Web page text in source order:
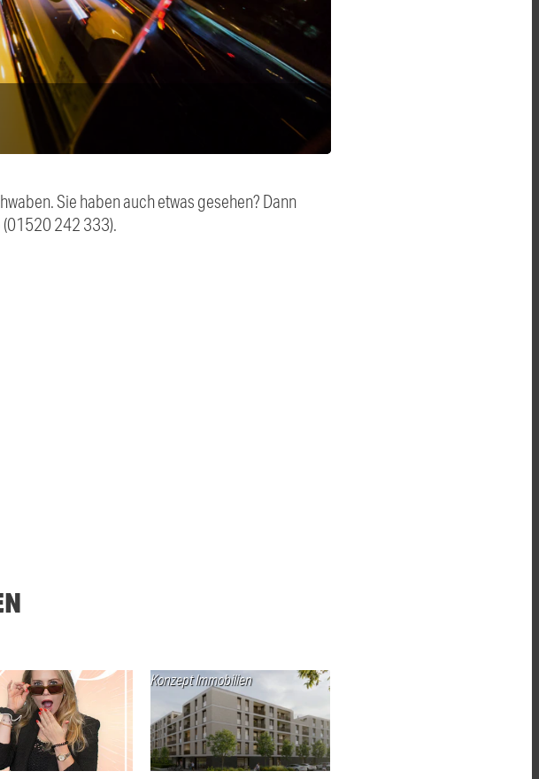
Sie haben auch etwas gesehen? Dann
242 333).
Konzept Immobilien